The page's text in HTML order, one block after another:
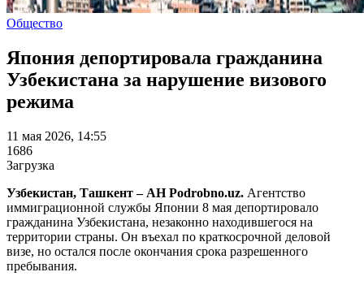
Общество
Япония депортировала гражданина
Узбекистана за нарушение визового
режима
11 мая 2026, 14:55
1686
Загрузка
Узбекистан, Ташкент – АН Podrobno.uz. Агентство
иммиграционной службы Японии 8 мая депортировало
гражданина Узбекистана, незаконно находившегося на
территории страны. Он въехал по краткосрочной деловой
визе, но остался после окончания срока разрешенного
пребывания.